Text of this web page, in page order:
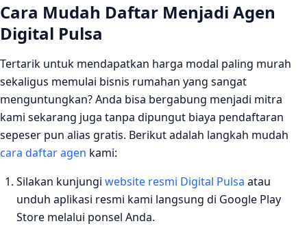
Cara Mudah Daftar Menjadi Agen
Digital Pulsa
Tertarik untuk mendapatkan harga modal paling murah
sekaligus memulai bisnis rumahan yang sangat
menguntungkan? Anda bisa bergabung menjadi mitra
kami sekarang juga tanpa dipungut biaya pendaftaran
sepeser pun alias gratis. Berikut adalah langkah mudah
cara daftar agen kami:
Silakan kunjungi website resmi Digital Pulsa atau
unduh aplikasi resmi kami langsung di Google Play
Store melalui ponsel Anda.